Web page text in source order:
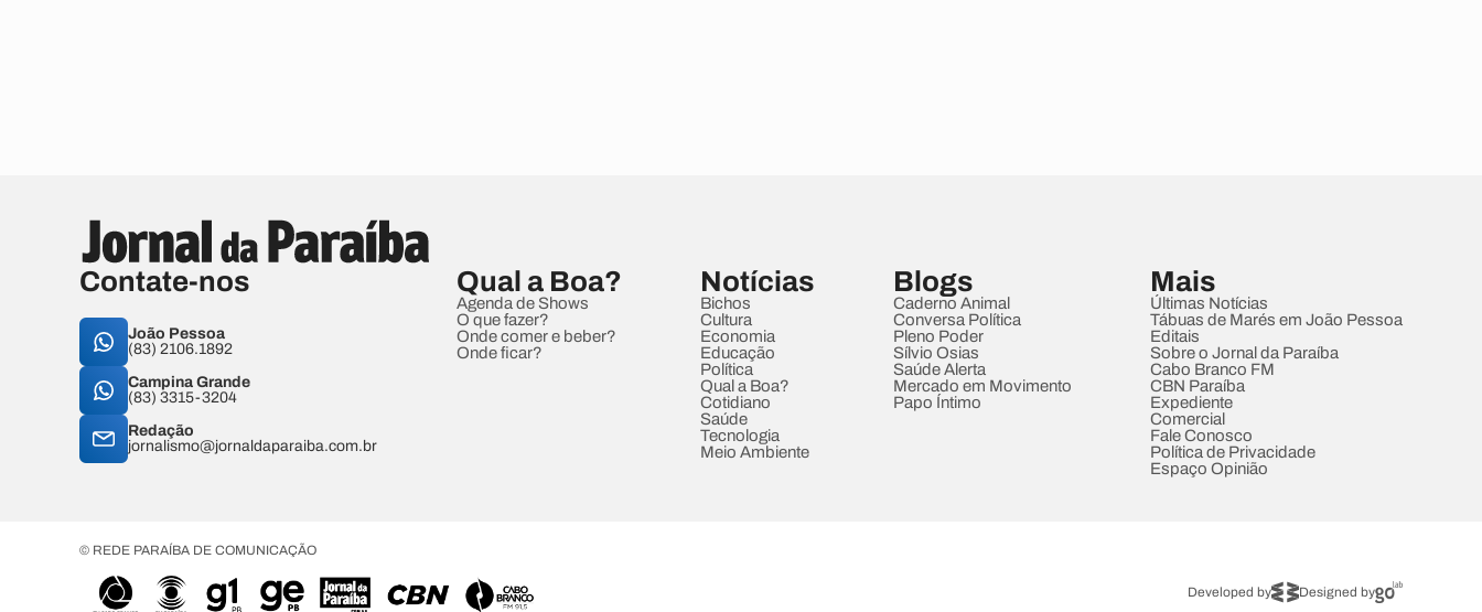
Contate-nos
João Pessoa
(83) 2106.1892
Campina Grande
(83) 3315-3204
Redação
jornalismo@jornaldaparaiba.com.br
Qual a Boa?
Agenda de Shows
O que fazer?
Onde comer e beber?
Onde ficar?
Notícias
Bichos
Cultura
Economia
Educação
Política
Qual a Boa?
Cotidiano
Saúde
Tecnologia
Meio Ambiente
Blogs
Caderno Animal
Conversa Política
Pleno Poder
Sílvio Osias
Saúde Alerta
Mercado em Movimento
Papo Íntimo
Mais
Últimas Notícias
Tábuas de Marés em João Pessoa
Editais
Sobre o Jornal da Paraíba
Cabo Branco FM
CBN Paraíba
Expediente
Comercial
Fale Conosco
Política de Privacidade
Espaço Opinião
© REDE PARAÍBA DE COMUNICAÇÃO
Developed by Designed by